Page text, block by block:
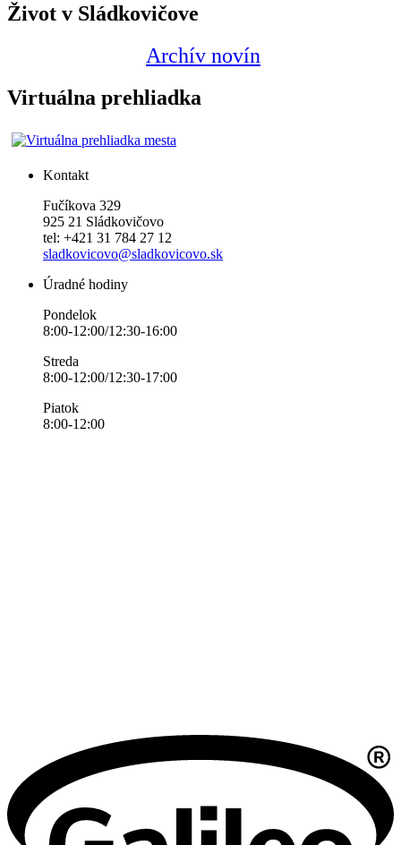
Život v Sládkovičove
Archív novín
Virtuálna prehliadka
Kontakt
Fučíkova 329
925 21 Sládkovičovo
tel: +421 31 784 27 12
sladkovicovo@sladkovicovo.sk
Úradné hodiny
Pondelok
8:00-12:00/12:30-16:00
Streda
8:00-12:00/12:30-17:00
Piatok
8:00-12:00